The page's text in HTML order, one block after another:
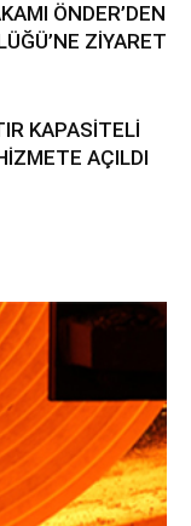
ÖNDER’DEN
ZİYARET
KAPASİTELİ
AÇILDI